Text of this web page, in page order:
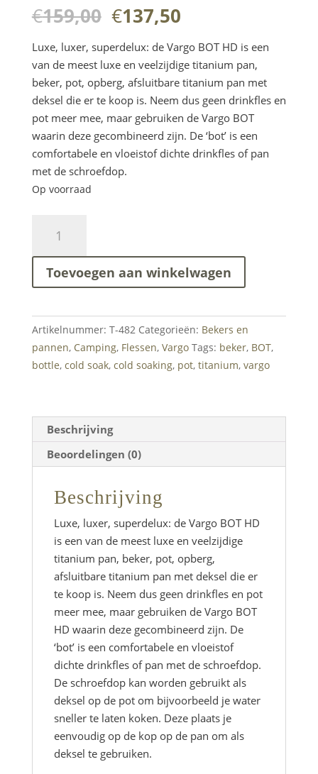
€159,00 Oorspronkelijke
was:
€159,00.
€137,50Huidige
is:
€137,50.
Luxe, luxer, superdelux: de Vargo BOT HD is een
van de meest luxe en veelzijdige titanium pan,
beker, pot, opberg, afsluitbare titanium pan met
deksel die er te koop is. Neem dus geen drinkfles en
pot meer mee, maar gebruiken de Vargo BOT
waarin deze gecombineerd zijn. De ‘bot’ is een
comfortabele en vloeistof dichte drinkfles of pan
met de schroefdop.
Op voorraad
HD
Bottle
1L
aantal
Toevoegen aan winkelwagen
Artikelnummer: T-482 Categorieën: Bekers en
pannen, Camping, Flessen, Vargo Tags: beker, BOT,
bottle, cold soak, cold soaking, pot, titanium, vargo
Beschrijving
Beoordelingen (0)
Beschrijving
Luxe, luxer, superdelux: de Vargo BOT HD
is een van de meest luxe en veelzijdige
titanium pan, beker, pot, opberg,
afsluitbare titanium pan met deksel die er
te koop is. Neem dus geen drinkfles en pot
meer mee, maar gebruiken de Vargo BOT
HD waarin deze gecombineerd zijn. De
‘bot’ is een comfortabele en vloeistof
dichte drinkfles of pan met de schroefdop.
De schroefdop kan worden gebruikt als
deksel op de pot om bijvoorbeeld je water
sneller te laten koken. Deze plaats je
eenvoudig op de kop op de pan om als
deksel te gebruiken.